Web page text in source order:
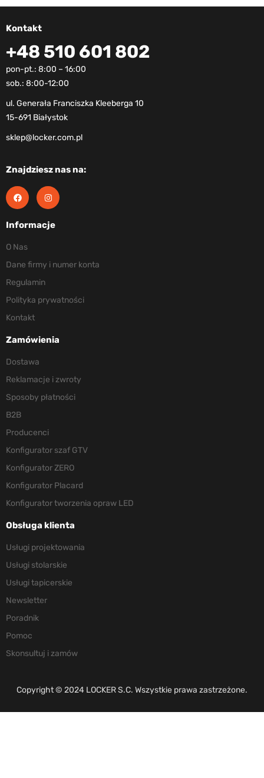
Kontakt
+48 510 601 802
pon-pt.: 8:00 – 16:00
sob.: 8:00-12:00
ul. Generała Franciszka Kleeberga 10
15-691 Białystok
sklep@locker.com.pl
Znajdziesz nas na:
Informacje
O Nas
Dane firmy i numer konta
Regulamin
Polityka prywatności
Kontakt
Zamówienia
Dostawa
Reklamacje i zwroty
Sposoby płatności
B2B
Producenci
Konfigurator szaf GTV
Konfigurator ZERO
Konfigurator Placard
Konfigurator tworzenia opraw LED
Obsługa klienta
Usługi projektowania
Usługi stolarskie
Usługi tapicerskie
Newsletter
Poradnik
Pomoc
Skonsultuj i zamów
Copyright © 2024 LOCKER S.C. Wszystkie prawa zastrzeżone.